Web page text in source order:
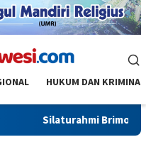
HUKUM DAN KRIMINAL
Brimob Sulsel dan